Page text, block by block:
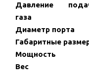
Давление
газа
Диаметр порта
Габаритные
Мощность
Вес